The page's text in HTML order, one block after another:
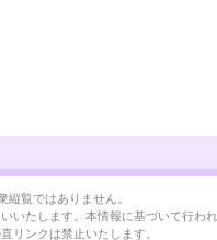
覧ではありません。
たします。本情報に基づいて行わ
リンクは禁止いたします。